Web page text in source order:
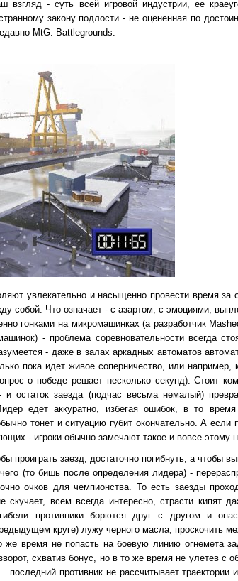
взгляд - суть всей игровой индустрии, ее
закону подлости - не оцененная по
MtG: Battlegrounds.
увлекательно и насыщенно провести время за
собой. Что означает - с азартом, с эмоциями,
гонками на микромашинках (а разработчик
- проблема соревновательности всегда
- даже в залах аркадных автоматов
пока идет живое соперничество, или например,
о победе решает несколько секунд). Стоит
остаток заезда (подчас весьма немалый)
едет аккуратно, избегая ошибок, в то
тонет и ситуацию губит окончательно. А если
- игроки обычно замечают такое и вовсе этому
проиграть заезд, достаточно погибнуть, а чтобы
(то бишь после определения лидера) -
очков для чемпионства. То есть заезды
всем всегда интересно, страсти кипят
противники борются друг с другом и
круге) лужу черного масла, проскочить
время не попасть на боевую линию огнемета
схватив бонус, но в то же время не улетев с
противник не рассчитывает траектории